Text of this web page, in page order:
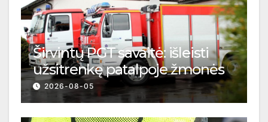
Širvintų PGT savaitė: išleisti
užsitrenkę patalpoje žmonės
2026-08-05